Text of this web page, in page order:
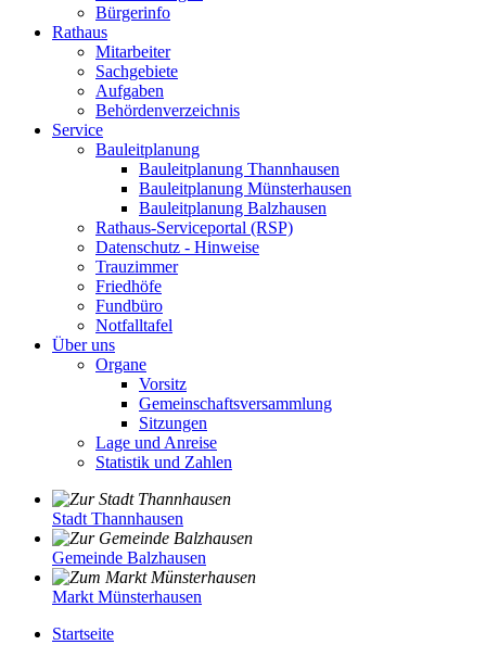
Bürgerinfo
Rathaus
Mitarbeiter
Sachgebiete
Aufgaben
Behördenverzeichnis
Service
Bauleitplanung
Bauleitplanung Thannhausen
Bauleitplanung Münsterhausen
Bauleitplanung Balzhausen
Rathaus-Serviceportal (RSP)
Datenschutz - Hinweise
Trauzimmer
Friedhöfe
Fundbüro
Notfalltafel
Über uns
Organe
Vorsitz
Gemeinschaftsversammlung
Sitzungen
Lage und Anreise
Statistik und Zahlen
Stadt Thannhausen
Gemeinde Balzhausen
Markt Münsterhausen
Startseite